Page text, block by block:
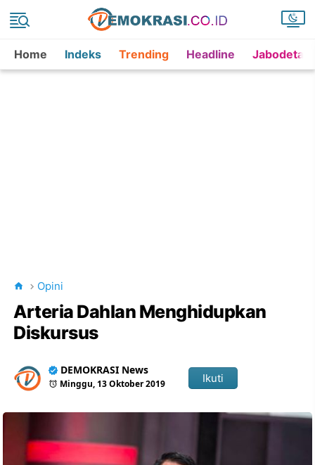
Home Indeks Trending Headline
Opini
Arteria Dahlan Menghidupkan
Diskursus
DEMOKRASI News
Minggu, 13 Oktober 2019 Ikuti